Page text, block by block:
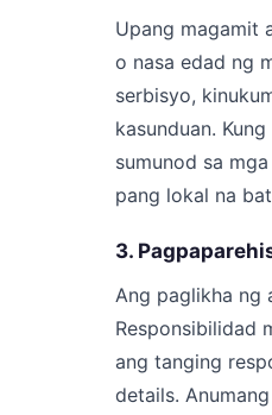
Upang magamit
o nasa edad ng
serbisyo,
kasunduan.
sumunod sa
pang lokal na
3.
Ang paglikha ng
Responsibilidad
ang tanging
details.